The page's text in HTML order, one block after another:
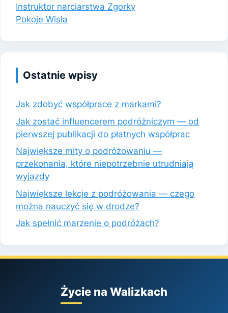
Instruktor narciarstwa Zgorky
Pokoje Wisła
Ostatnie wpisy
Jak zdobyć współprace z markami?
Jak zostać influencerem podróżniczym — od
pierwszej publikacji do płatnych współprac
Największe mity o podróżowaniu —
przekonania, które niepotrzebnie utrudniają
wyjazdy
Największe lekcje z podróżowania — czego
można nauczyć się w drodze?
Jak spełnić marzenie o podróżach?
Życie na Walizkach